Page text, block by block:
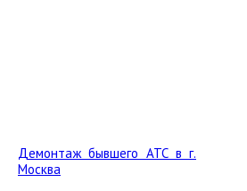
Демонтаж бывшего АТС в г.
Москва